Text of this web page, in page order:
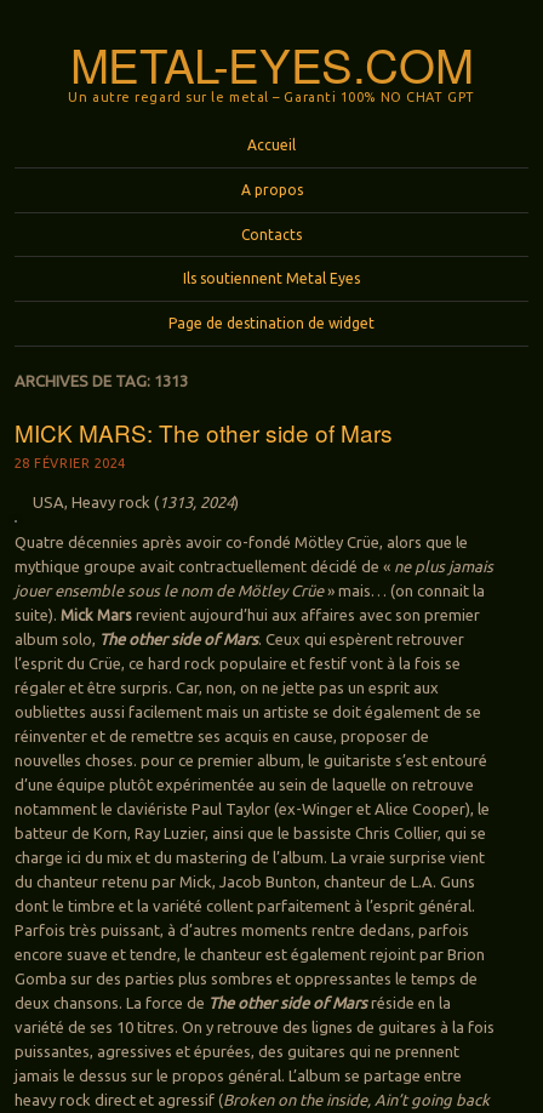
METAL-EYES.COM
Un autre regard sur le metal – Garanti 100% NO CHAT GPT
Accueil
A propos
Contacts
Ils soutiennent Metal Eyes
Page de destination de widget
ARCHIVES DE TAG: 1313
MICK MARS: The other side of Mars
28 FÉVRIER 2024
USA, Heavy rock (1313, 2024)
Quatre décennies après avoir co-fondé Mötley Crüe, alors que le
mythique groupe avait contractuellement décidé de « ne plus jamais
jouer ensemble sous le nom de Mötley Crüe» mais… (on connait la
suite). Mick Marsrevient aujourd’hui aux affaires avec son premier
album solo, The other side of Mars. Ceux qui espèrent retrouver
l’esprit du Crüe, ce hard rock populaire et festif vont à la fois se
régaler et être surpris. Car, non, on ne jette pas un esprit aux
oubliettes aussi facilement mais un artiste se doit également de se
réinventer et de remettre ses acquis en cause, proposer de
nouvelles choses. pour ce premier album, le guitariste s’est entouré
d’une équipe plutôt expérimentée au sein de laquelle on retrouve
notamment le claviériste Paul Taylor (ex-Winger et Alice Cooper), le
batteur de Korn, Ray Luzier, ainsi que le bassiste Chris Collier, qui se
charge ici du mix et du mastering de l’album. La vraie surprise vient
du chanteur retenu par Mick, Jacob Bunton, chanteur de L.A. Guns
dont le timbre et la variété collent parfaitement à l’esprit général.
Parfois très puissant, à d’autres moments rentre dedans, parfois
encore suave et tendre, le chanteur est également rejoint par Brion
Gomba sur des parties plus sombres et oppressantes le temps de
deux chansons. La force de The other side of Marsréside en la
variété de ses 10 titres. On y retrouve des lignes de guitares à la fois
puissantes, agressives et épurées, des guitares qui ne prennent
jamais le dessus sur le propos général. L’album se partage entre
heavy rock direct et agressif (Broken on the inside, Ain’t going back